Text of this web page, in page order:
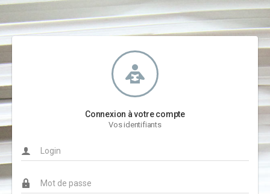
Connexion à votre compte
Vos identifiants